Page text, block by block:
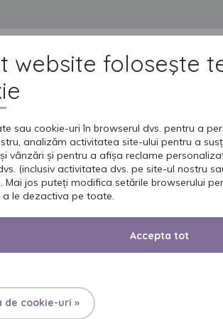
GRIJA PENTRU CEI DRAGI INGRIJIREA PIELII
jurnal
statistice privind pagina web.
informaţii de care ar avea nevoie o
ar fi paginile web vizitate, descărcările
după intrarea pe pagina noastra.
noastră în timp ce trec de la o pagină la
website foloseşte
sau cookie-uri în browserul dvs. pentru a
analizăm activitatea site-ului pentru a
vânzări și pentru a afișa reclame
(inclusiv activitatea dvs. pe site-ul nostru
Mai jos puteți modifica setările browserului
a le dezactiva pe toate.
Accepta tot
de cookie-uri »